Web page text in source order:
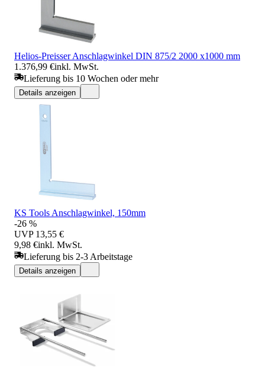
Helios-Preisser Anschlagwinkel DIN 875/2 2000 x1000 mm
1.376,99 €inkl. MwSt.
Lieferung bis 10 Wochen oder mehr
Details anzeigen
KS Tools Anschlagwinkel, 150mm
-26 %
UVP 13,55 €
9,98 €inkl. MwSt.
Lieferung bis 2-3 Arbeitstage
Details anzeigen